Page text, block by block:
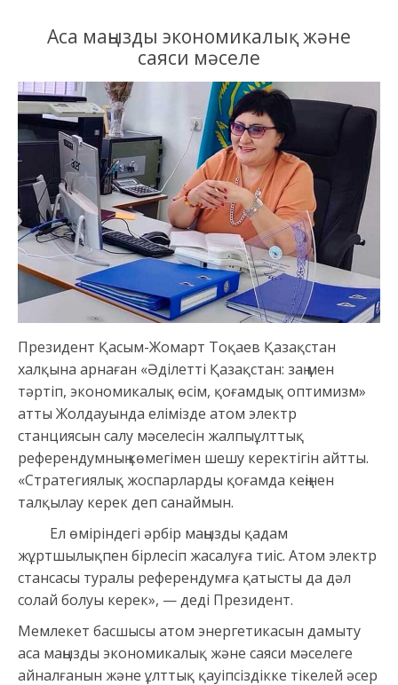
Аса маңызды экономикалық және
саяси мәселе
Президент Қасым-Жомарт Тоқаев Қазақстан
халқына арнаған «Әділетті Қазақстан: заң мен
тәртіп, экономикалық өсім, қоғамдық оптимизм»
атты Жолдауында елімізде атом электр
станциясын салу мәселесін жалпыұлттық
референдумның көмегімен шешу керектігін айтты.
«Стратегиялық жоспарларды қоғамда кеңінен
талқылау керек деп санаймын.
Ел өміріндегі әрбір маңызды қадам
жұртшылықпен бірлесіп жасалуға тиіс. Атом электр
стансасы туралы референдумға қатысты да дәл
солай болуы керек», — деді Президент.
Мемлекет басшысы атом энергетикасын дамыту
аса маңызды экономикалық және саяси мәселеге
айналғанын және ұлттық қауіпсіздікке тікелей әсер